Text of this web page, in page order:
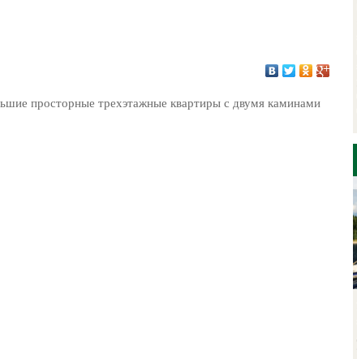
просторные трехэтажные квартиры с двумя каминами